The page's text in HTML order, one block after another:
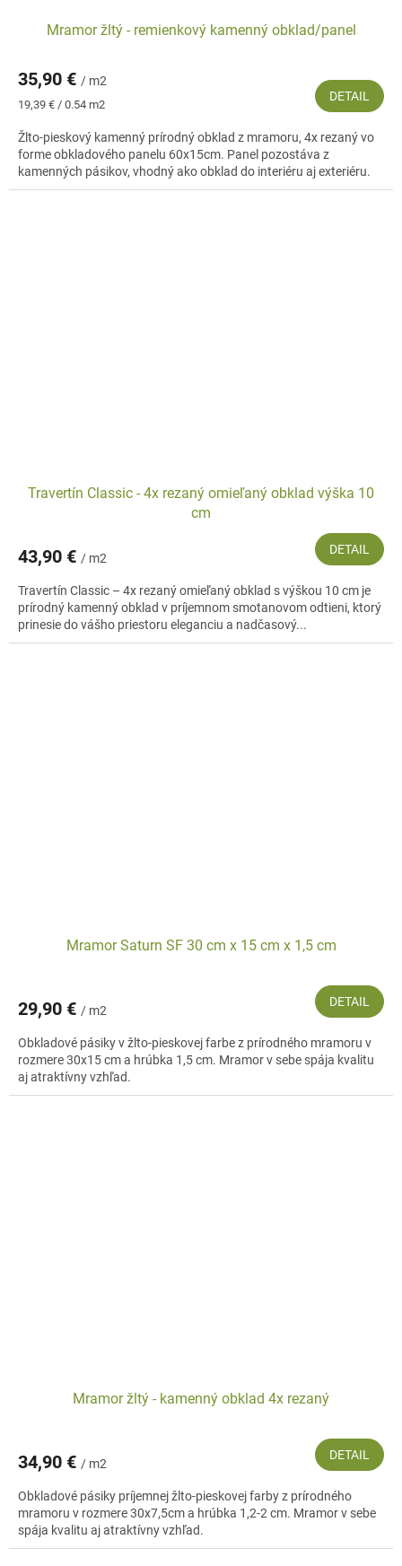
Mramor žltý - remienkový kamenný obklad/panel
35,90 € / m2
Jednotková
19,39 € / 0.54 m2
DETAIL
Žlto-pieskový kamenný prírodný obklad z mramoru, 4x rezaný vo
forme obkladového panelu 60x15cm. Panel pozostáva z
kamenných pásikov, vhodný ako obklad do interiéru aj exteriéru.
Travertín Classic - 4x rezaný omieľaný obklad výška 10
cm
43,90 € / m2
DETAIL
Travertín Classic – 4x rezaný omieľaný obklad s výškou 10 cm je
prírodný kamenný obklad v príjemnom smotanovom odtieni, ktorý
prinesie do vášho priestoru eleganciu a nadčasový...
Mramor Saturn SF 30 cm x 15 cm x 1,5 cm
29,90 € / m2
DETAIL
Obkladové pásiky v žlto-pieskovej farbe z prírodného mramoru v
rozmere 30x15 cm a hrúbka 1,5 cm. Mramor v sebe spája kvalitu
aj atraktívny vzhľad.
Mramor žltý - kamenný obklad 4x rezaný
34,90 € / m2
DETAIL
Obkladové pásiky príjemnej žlto-pieskovej farby z prírodného
mramoru v rozmere 30x7,5cm a hrúbka 1,2-2 cm. Mramor v sebe
spája kvalitu aj atraktívny vzhľad.